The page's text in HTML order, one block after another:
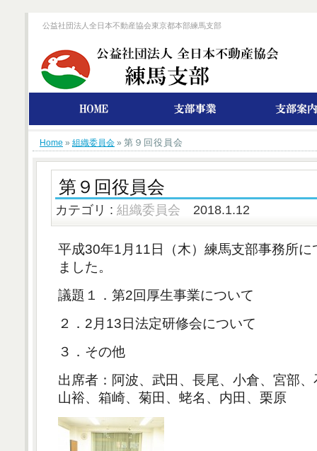
公益社団法人全日本不動産協会東京都本部練馬支部
Home » 組織委員会 » 第９回役員会
第９回役員会
カテゴリ : 組織委員会 2018.1.12
平成30年1月11日（木）練馬支部事務所
ました。
議題１．第2回厚生事業について
２．2月13日法定研修会について
３．その他
出席者：阿波、武田、長尾、小倉、宮部
山裕、箱崎、菊田、蛯名、内田、栗原